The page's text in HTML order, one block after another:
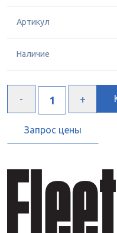
Артикул
Наличие
Запрос цены